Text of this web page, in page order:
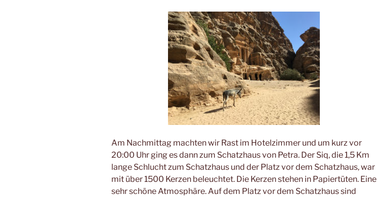
Am Nachmittag machten wir Rast im Hotelzimmer und um kurz vor
20:00 Uhr ging es dann zum Schatzhaus von Petra. Der Siq, die 1,5 Km
lange Schlucht zum Schatzhaus und der Platz vor dem Schatzhaus, war
mit über 1500 Kerzen beleuchtet. Die Kerzen stehen in Papiertüten. Eine
sehr schöne Atmosphäre. Auf dem Platz vor dem Schatzhaus sind